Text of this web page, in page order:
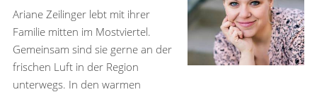
Ariane Zeilinger lebt mit ihrer
Familie mitten im Mostviertel.
Gemeinsam sind sie gerne an der
frischen Luft in der Region
unterwegs. In den warmen